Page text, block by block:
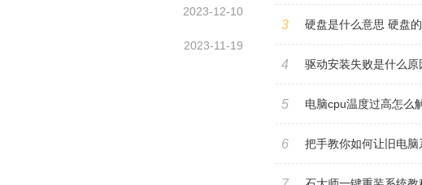
2023-12-10
2023-11-19
3 硬盘是什么意思 硬盘
4 驱动安装失败是什么原因 驱
5 电脑cpu温度过高怎么解决
6 把手教你如何让旧电脑系统重生